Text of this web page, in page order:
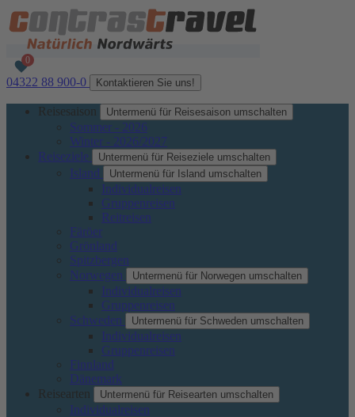
04322 88 900-0 Kontaktieren Sie uns!
Reisesaison Untermenü für Reisesaison umschalten
Sommer - 2026
Winter - 2026/2027
Reiseziele
Untermenü für Reiseziele umschalten
Island Untermenü für Island umschalten
Individualreisen
Gruppenreisen
Reitreisen
Färöer
Grönland
Spitzbergen
Norwegen
Untermenü für Norwegen umschalten
Individualreisen
Gruppenreisen
Schweden
Untermenü für Schweden umschalten
Individualreisen
Gruppenreisen
Finnland
Dänemark
Reisearten
Untermenü für Reisearten umschalten
Individualreisen